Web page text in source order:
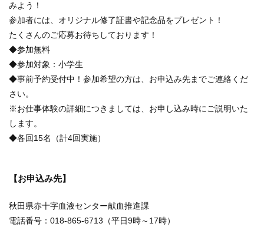
みよう！
参加者には、オリジナル修了証書や記念品をプレゼント！
たくさんのご応募お待ちしております！
◆参加無料
◆参加対象：小学生
◆事前予約受付中！参加希望の方は、お申込み先までご連絡くだ
さい。
※お仕事体験の詳細につきましては、お申し込み時にご説明いた
します。
◆各回15名（計4回実施）
【お申込み先】
秋田県赤十字血液センター献血推進課
電話番号：018-865-6713（平日9時～17時）